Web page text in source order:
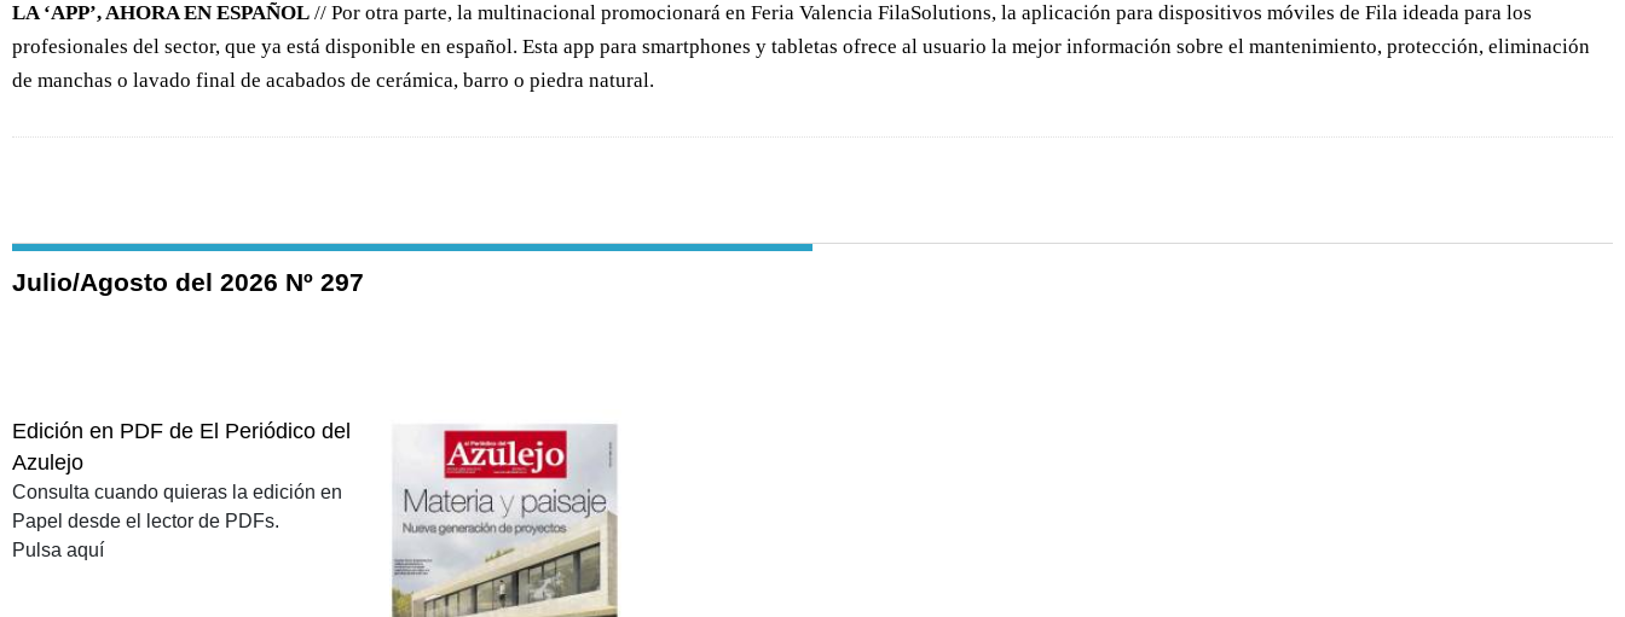
LA ‘APP’, AHORA EN ESPAÑOL // Por otra parte, la multinacional promocionará en Feria Valencia FilaSolutions, la aplicación para dispositivos móviles de Fila ideada para los
profesionales del sector, que ya está disponible en español. Esta app para smartphones y tabletas ofrece al usuario la mejor información sobre el mantenimiento, protección, eliminación
de manchas o lavado final de acabados de cerámica, barro o piedra natural.
Julio/Agosto del 2026 Nº 297
Edición en PDF de El Periódico del
Azulejo
Consulta cuando quieras la edición en
Papel desde el lector de PDFs.
Pulsa aquí